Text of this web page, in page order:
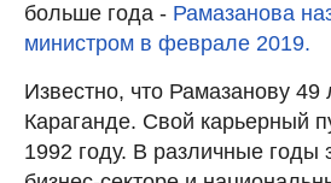
больше года - Рамазанова
министром в феврале 2019.
Известно, что Рамазанову 49
Караганде. Свой карьерный
1992 году. В различные годы